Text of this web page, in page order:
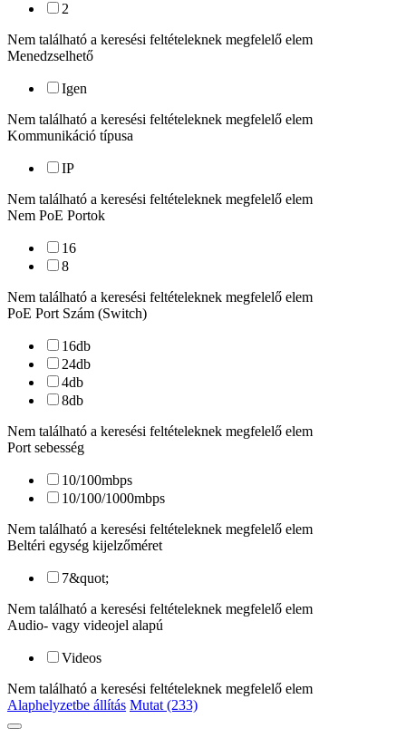
2
Nem található a keresési feltételeknek megfelelő elem
Menedzselhető
Igen
Nem található a keresési feltételeknek megfelelő elem
Kommunikáció típusa
IP
Nem található a keresési feltételeknek megfelelő elem
Nem PoE Portok
16
8
Nem található a keresési feltételeknek megfelelő elem
PoE Port Szám (Switch)
16db
24db
4db
8db
Nem található a keresési feltételeknek megfelelő elem
Port sebesség
10/100mbps
10/100/1000mbps
Nem található a keresési feltételeknek megfelelő elem
Beltéri egység kijelzőméret
7&quot;
Nem található a keresési feltételeknek megfelelő elem
Audio- vagy videojel alapú
Videos
Nem található a keresési feltételeknek megfelelő elem
Alaphelyzetbe állítás Mutat (233)